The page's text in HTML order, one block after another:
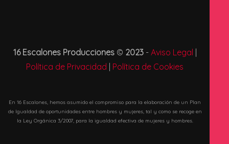
16 Escalones Producciones© 2023- Aviso Legal
Política de Privacidad
Política de Cookies
En 16 Escalones, hemos asumido el compromiso para la elaboración de un Plan
de Igualdad de oportunidades entre hombres y mujeres, tal y como se recoge en
la Ley Orgánica 3/2007, para la igualdad efectiva de mujeres y hombres.